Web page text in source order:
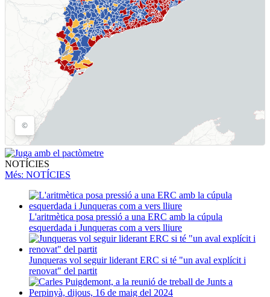
NOTÍCIES
Més: NOTÍCIES
L'aritmètica posa pressió a una ERC amb la cúpula
esquerdada i Junqueras com a vers lliure
Junqueras vol seguir liderant ERC si té "un aval explícit i
renovat" del partit